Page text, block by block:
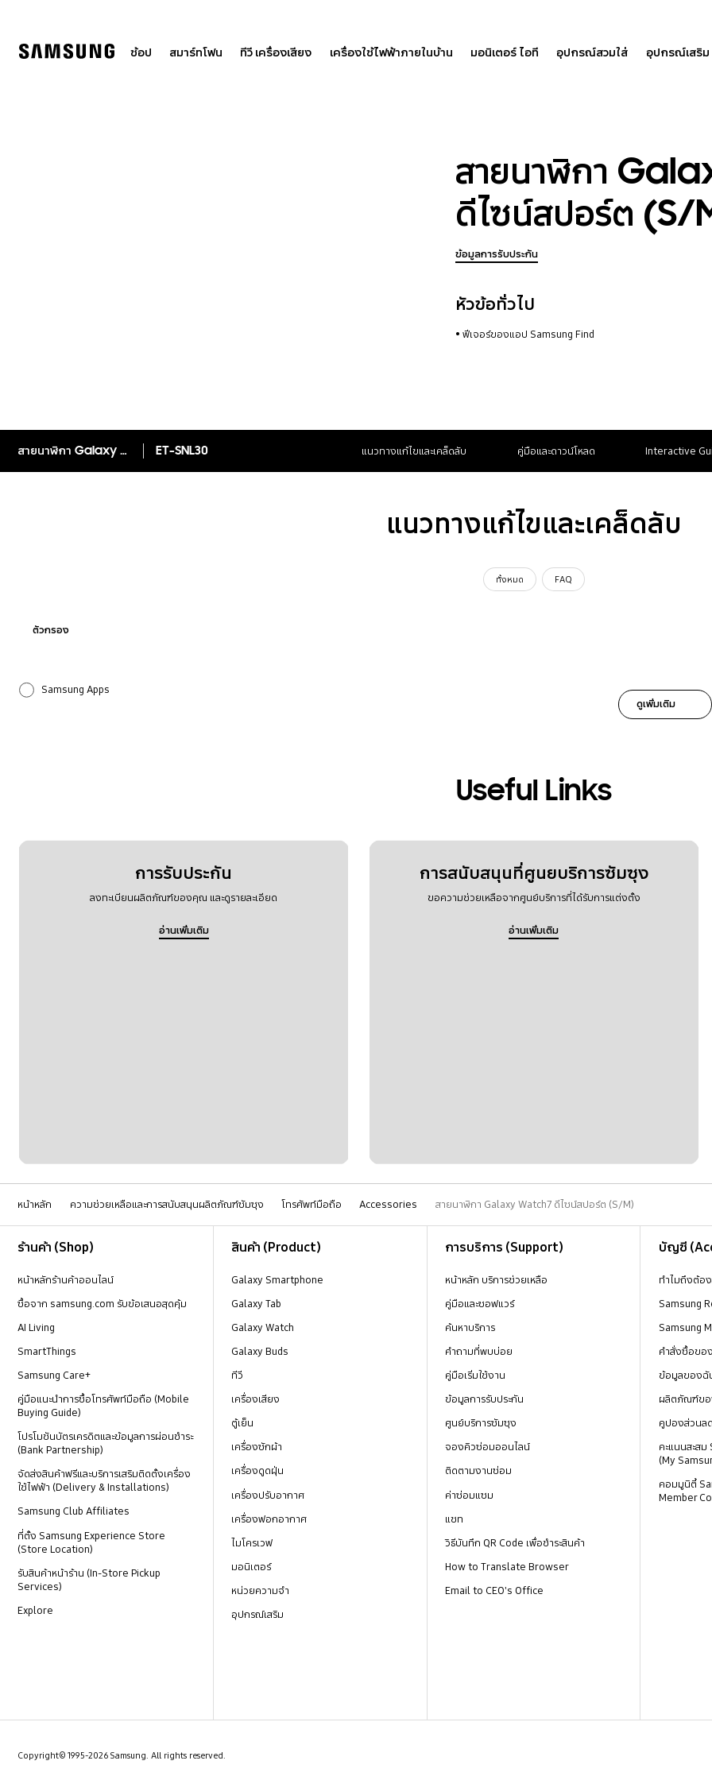
ช้อป สมาร์ทโฟน ทีวี เครื่องเสียง เครื่องใช้ไฟฟ้าภายในบ้าน มอนิเตอร์ ไอที อุปกรณ์สวมใส่ อุปกรณ์เสริม
สายนาฬิกา
ดีไซน์สปอร์ต (S/
ข้อมูลการรับประกัน
หัวข้อทั่วไป
ฟีเจอร์ของแอป Samsung Find
สายนาฬิกา Galaxy Watch7 ดีไซน์สปอร์ต (S/M) ET-SNL30 แนวทางแก้ไขและเคล็ดลับ คู่มือและดาวน์โหลด Interactive
แนวทางแก้ไขและเคล็ดลับ
ทั้งหมด FAQ
ตัวกรอง
Samsung Apps
ดูเพิ่มเติม
Useful Links
การรับประกัน
ลงทะเบียนผลิตภัณฑ์ของคุณ และดูรายละเอียด
อ่านเพิ่มเติม
การสนับสนุนที่ศูนยบริการซัมซุง
ขอความช่วยเหลือจากศูนย์บริการที่ได้รับการแต่งตั้ง
อ่านเพิ่มเติม
หน้าหลัก ความช่วยเหลือและการสนับสนุนผลิตภัณฑ์ซัมซุง โทรศัพท์มือถือ Accessories สายนาฬิกา Galaxy Watch7 ดีไซน์สปอร์ต (S/M)
ร้านค้า (Shop)
หน้าหลักร้านค้าออนไลน์
ซื้อจาก samsung.com รับข้อเสนอสุดคุ้ม
AI Living
SmartThings
Samsung Care+
คู่มือแนะนำการซื้อโทรศัพท์มือถือ (Mobile
Buying Guide)
โปรโมชันบัตรเครดิตและข้อมูลการผ่อนชำระ
(Bank Partnership)
จัดส่งสินค้าฟรีและบริการเสริมติดตั้งเครื่อง
ใช้ไฟฟ้า (Delivery & Installations)
Samsung Club Affiliates
ที่ตั้ง Samsung Experience Store
(Store Location)
รับสินค้าหน้าร้าน (In-Store Pickup
Services)
Explore
สินค้า (Product)
Galaxy Smartphone
Galaxy Tab
Galaxy Watch
Galaxy Buds
ทีวี
เครื่องเสียง
ตู้เย็น
เครื่องซักผ้า
เครื่องดูดฝุ่น
เครื่องปรับอากาศ
เครื่องฟอกอากาศ
ไมโครเวฟ
มอนิเตอร์
หน่วยความจำ
อุปกรณ์เสริม
การบริการ (Support)
หน้าหลัก บริการช่วยเหลือ
คู่มือและซอฟแวร์
ค้นหาบริการ
คำถามที่พบบ่อย
คู่มือเริ่มใช้งาน
ข้อมูลการรับประกัน
ศูนย์บริการซัมซุง
จองคิวซ่อมออนไลน์
ติดตามงานซ่อม
ค่าซ่อมแซม
แชท
วิธีบันทึก QR Code เพื่อชำระสินค้า
How to Translate Browser
Email to CEO's Office
บัญชี
ทำไมถึงต้อ
Samsung
Samsung
คำสั่งซื้อขอ
ข้อมูลของฉั
ผลิตภัณฑ์ขอ
คูปองส่วนล
คะแนนสะส
(My
คอมมูนิตี้
Member
Copyright© 1995-2026 Samsung. All rights reserved.